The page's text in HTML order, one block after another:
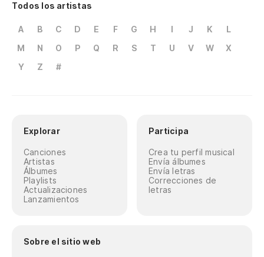
Todos los artistas
A B C D E F G H I J K
L
M
N O P Q R S T U V W
X
Y
Z #
Explorar
Canciones
Artistas
Álbumes
Playlists
Actualizaciones
Lanzamientos
Participa
Crea tu perfil musical
Envía álbumes
Envía letras
Correcciones de
letras
Sobre el sitio web